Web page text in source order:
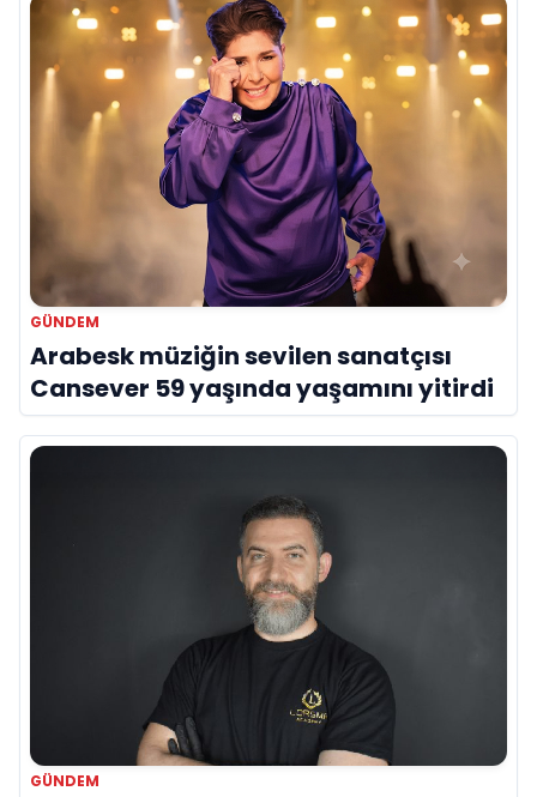
GÜNDEM
Arabesk müziğin sevilen sanatçısı
Cansever 59 yaşında yaşamını yitirdi
GÜNDEM